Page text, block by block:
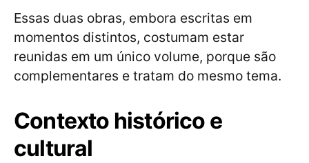
Essas duas obras, embora escritas em
momentos distintos, costumam estar
reunidas em um único volume, porque são
complementares e tratam do mesmo tema.
Contexto histórico e
cultural